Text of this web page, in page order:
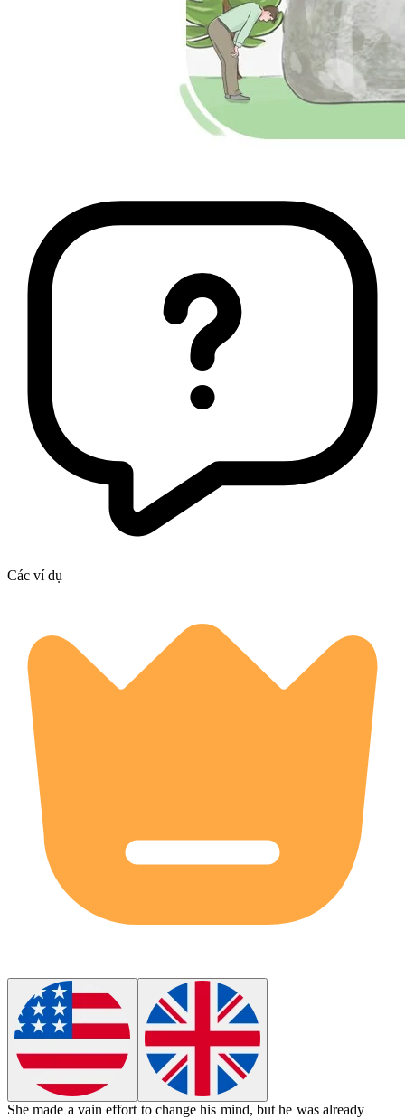
Các ví dụ
She made a vain effort to change his mind, but he was already